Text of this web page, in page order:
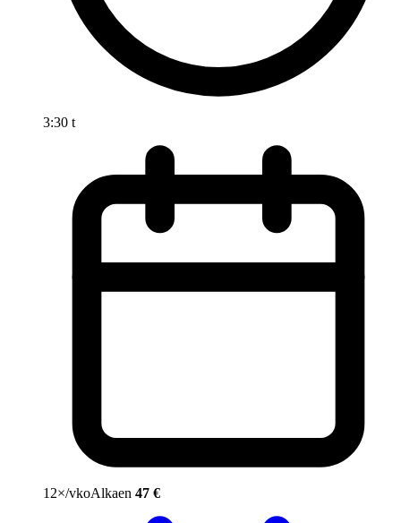
3:30 t
12×/vkoAlkaen 47 €